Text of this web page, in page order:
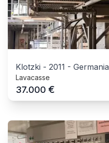
Klotzki - 2011 - Germania
Lavacasse
37.000 €